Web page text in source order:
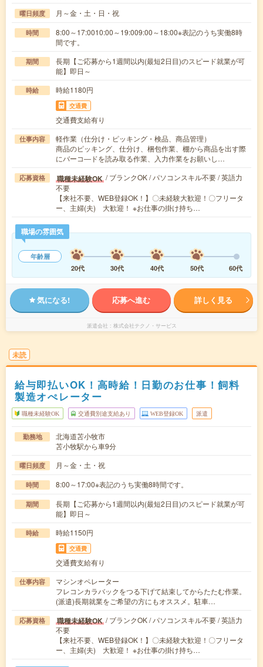
曜日頻度 月～金・土・日・祝
時間
8:00～17:0010:00～19:009:00～18:00※表記のうち実働8時
間です。
期間
長期【ご応募から1週間以内(最短2日目)のスピード就業が可
能】即日～
時給 時給1180円
交通費
交通費支給有り
仕事内容
軽作業（仕分け・ピッキング・検品、商品管理）
商品のピッキング、仕分け、梱包作業、棚から商品を出す際
にバーコ―ドを読み取る作業、入力作業をお願いし…
応募資格 職種未経験OK / ブランクOK / パソコンスキル不要 / 英語力
不要
【来社不要、WEB登録OK！】〇未経験大歓迎！〇フリータ
ー、主婦(夫) 大歓迎！ ※お仕事の掛け持ち…
職場の雰囲気
年齢層
20代
30代 40代 50代 60代
気になる! 応募へ進む 詳しく見る
派遣会社 株式会社テクノ・サービス
未読
給与即払いOK！高時給！日勤のお仕事！飼料
製造オぺレーター
職種未経験OK 交通費別途支給あり WEB登録OK 派遣
勤務地
北海道苫小牧市
苫小牧駅から車9分
曜日頻度 月～金・土・祝
時間 8:00～17:00※表記のうち実働8時間です。
期間
長期【ご応募から1週間以内(最短2日目)のスピード就業が可
能】即日～
時給 時給1150円
交通費
交通費支給有り
仕事内容
マシンオペレーター
フレコンカラバックをつる下げて結束してからたたむ作業。
(派遣)長期就業をご希望の方にもオススメ。駐車…
応募資格 職種未経験OK / ブランクOK / パソコンスキル不要 / 英語力
不要
【来社不要、WEB登録OK！】〇未経験大歓迎！〇フリータ
ー、主婦(夫) 大歓迎！ ※お仕事の掛け持ち…